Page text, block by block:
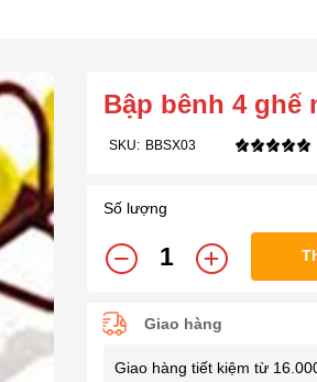
Bập bênh 4 ghế
SKU: BBSX03
Số lượng
Giao hàng
Giao hàng tiết kiệm từ